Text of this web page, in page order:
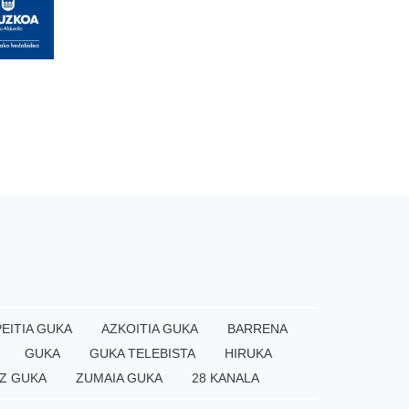
GUKA AZKOITIA GUKA
BARRENA
GUKA GUKA TELEBISTA
HIRUKA
GUKA ZUMAIA GUKA 28 KANALA